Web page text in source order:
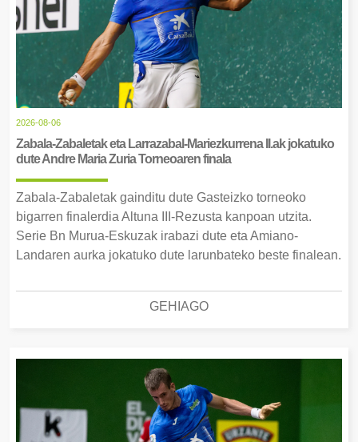
2026-08-06
Zabala-Zabaletak eta Larrazabal-Mariezkurrena II.ak jokatuko
dute Andre Maria Zuria Torneoaren finala
Zabala-Zabaletak gainditu dute Gasteizko torneoko
bigarren finalerdia Altuna III-Rezusta kanpoan utzita.
Serie Bn Murua-Eskuzak irabazi dute eta Amiano-
Landaren aurka jokatuko dute larunbateko beste finalean.
GEHIAGO